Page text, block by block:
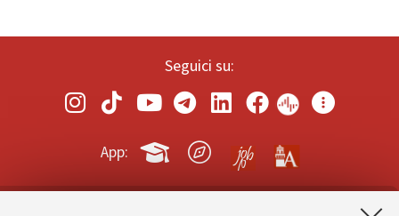
Seguici su:
App: